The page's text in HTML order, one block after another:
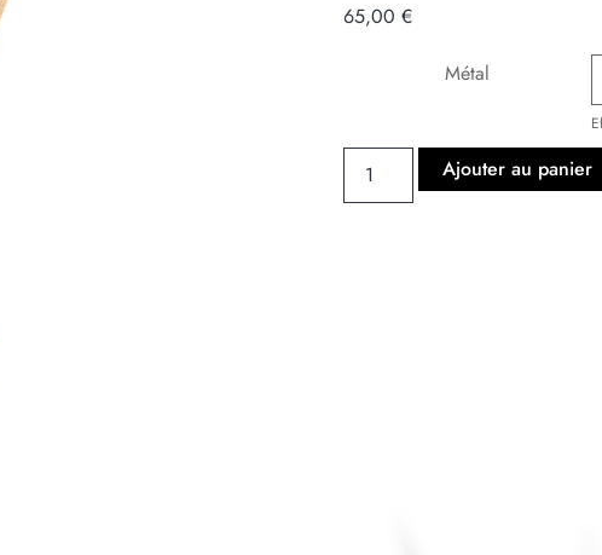
65,00 €
Métal
Ajouter au panier